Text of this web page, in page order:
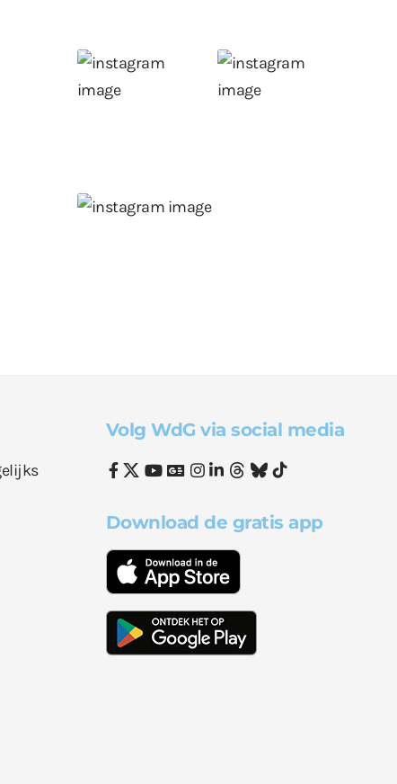
Volg WdG via social media
Download de gratis app